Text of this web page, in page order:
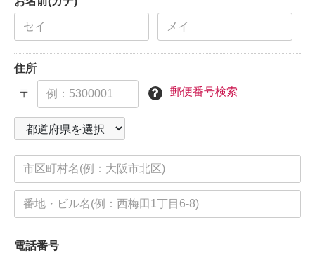
住所
〒 郵便番号検索
電話番号